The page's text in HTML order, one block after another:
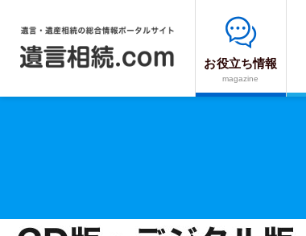
お役立ち情報
magazine